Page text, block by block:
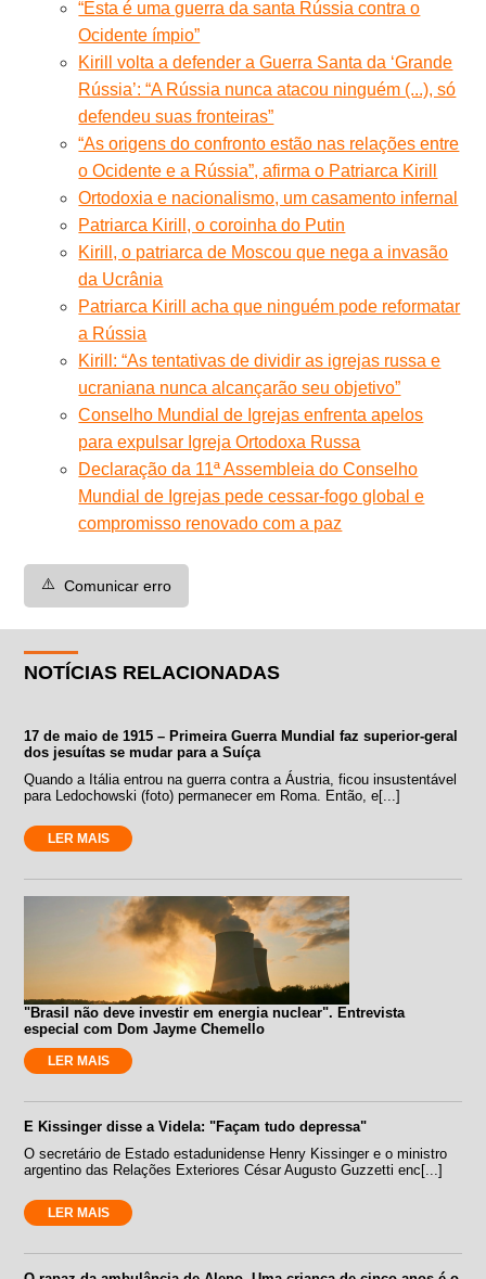
“Esta é uma guerra da santa Rússia contra o
Ocidente ímpio”
Kirill volta a defender a Guerra Santa da ‘Grande
Rússia’: “A Rússia nunca atacou ninguém (...), só
defendeu suas fronteiras”
“As origens do confronto estão nas relações entre
o Ocidente e a Rússia”, afirma o Patriarca Kirill
Ortodoxia e nacionalismo, um casamento infernal
Patriarca Kirill, o coroinha do Putin
Kirill, o patriarca de Moscou que nega a invasão
da Ucrânia
Patriarca Kirill acha que ninguém pode reformatar
a Rússia
Kirill: “As tentativas de dividir as igrejas russa e
ucraniana nunca alcançarão seu objetivo”
Conselho Mundial de Igrejas enfrenta apelos
para expulsar Igreja Ortodoxa Russa
Declaração da 11ª Assembleia do Conselho
Mundial de Igrejas pede cessar-fogo global e
compromisso renovado com a paz
⚠️ Comunicar erro
NOTÍCIAS RELACIONADAS
17 de maio de 1915 – Primeira Guerra Mundial faz superior-geral
dos jesuítas se mudar para a Suíça
Quando a Itália entrou na guerra contra a Áustria, ficou insustentável
para Ledochowski (foto) permanecer em Roma. Então, e[...]
LER MAIS
"Brasil não deve investir em energia nuclear". Entrevista
especial com Dom Jayme Chemello
LER MAIS
E Kissinger disse a Videla: "Façam tudo depressa"
O secretário de Estado estadunidense Henry Kissinger e o ministro
argentino das Relações Exteriores César Augusto Guzzetti enc[...]
LER MAIS